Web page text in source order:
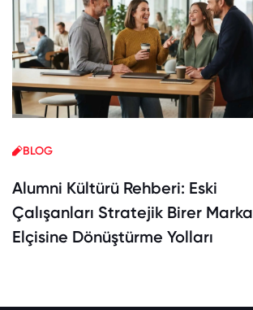
BLOG
Alumni Kültürü Rehberi: Eski
Çalışanları Stratejik Birer Marka
Elçisine Dönüştürme Yolları